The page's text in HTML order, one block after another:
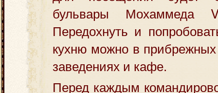
бульвары Мохаммеда
Передохнуть и
кухню можно в прибрежных
заведениях и кафе.
Перед каждым